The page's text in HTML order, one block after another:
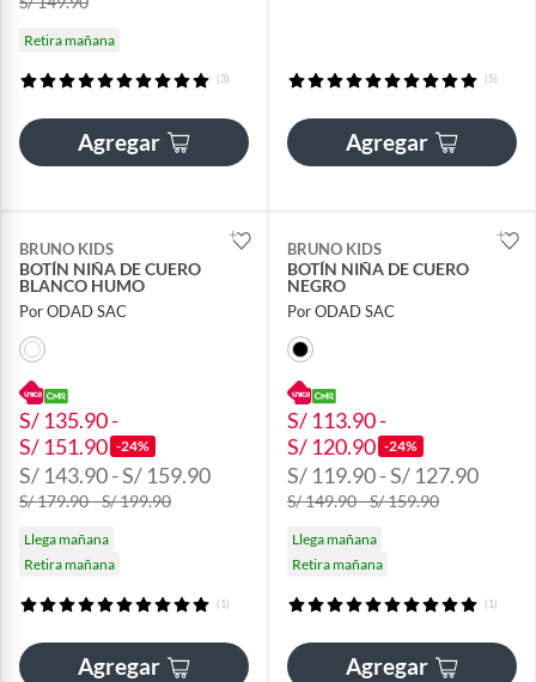
Retira mañana
(3)
Agregar
(5)
Agregar
BRUNO KIDS
BOTÍN NIÑA DE CUERO
BLANCO HUMO
Por ODAD SAC
S/ 135.90 -
S/ 151.90 -24%
S/ 143.90 - S/ 159.90
S/ 179.90 - S/ 199.90
Llega mañana
Retira mañana
(1)
Agregar
BRUNO KIDS
BOTÍN NIÑA DE CUERO
NEGRO
Por ODAD SAC
S/ 113.90 -
S/ 120.90 -24%
S/ 119.90 - S/ 127.90
S/ 149.90 - S/ 159.90
Llega mañana
Retira mañana
(1)
Agregar